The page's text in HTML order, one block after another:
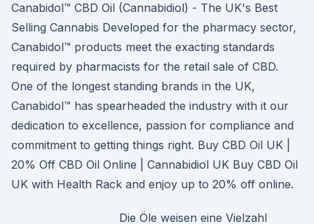
Canabidol™ CBD Oil (Cannabidiol) - The UK's Best
Selling Cannabis Developed for the pharmacy sector,
Canabidol™ products meet the exacting standards
required by pharmacists for the retail sale of CBD.
One of the longest standing brands in the UK,
Canabidol™ has spearheaded the industry with it our
dedication to excellence, passion for compliance and
commitment to getting things right. Buy CBD Oil UK |
20% Off CBD Oil Online | Cannabidiol UK Buy CBD Oil
UK with Health Rack and enjoy up to 20% off online.
Die Öle weisen eine Vielzahl